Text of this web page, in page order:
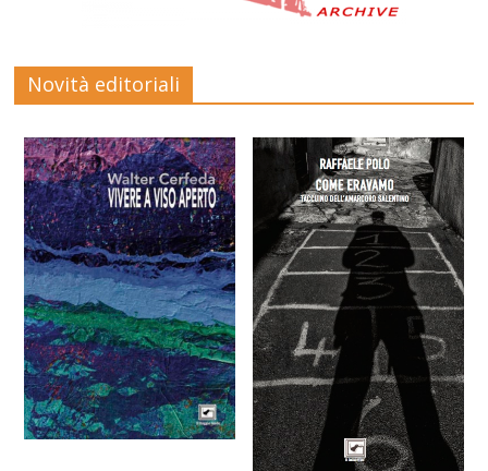
Novità editoriali